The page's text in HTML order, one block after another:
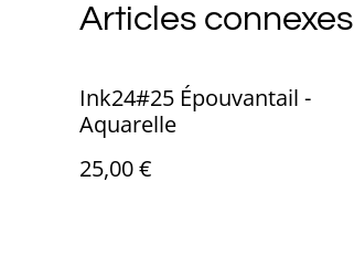
Articles connexes
Ink24#25 Épouvantail -
Aquarelle
25,00 €